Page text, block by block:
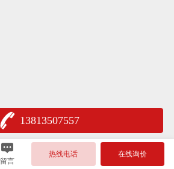
13813507557
留言
热线电话 在线询价